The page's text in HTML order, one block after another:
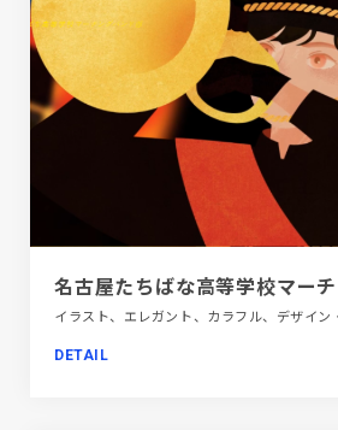
名古屋たちばな高等学校マー
DETAIL